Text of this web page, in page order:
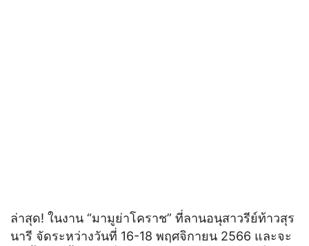
ล่าสุด! ในงาน “มามูย่าโคราช” ที่ลานอนุสาวรีย์ท้าวสุร
นารี จัดระหว่างวันที่ 16-18 พฤศจิกายน 2566 และจะ